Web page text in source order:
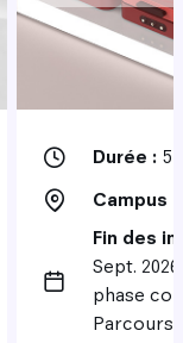
Durée : 5
Campus :
Fin des
Sept.
phase